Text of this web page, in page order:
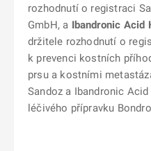
rozhodnutí o registraci
GmbH, a Ibandronic Acid
držitele rozhodnutí o
k prevenci kostních
prsu a kostními
Sandoz a Ibandronic
léčivého přípravku